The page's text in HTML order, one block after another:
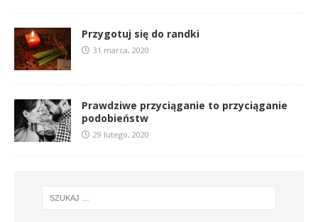
Przygotuj się do randki
31 marca, 2020
Prawdziwe przyciąganie to przyciąganie
podobieństw
29 lutego, 2020